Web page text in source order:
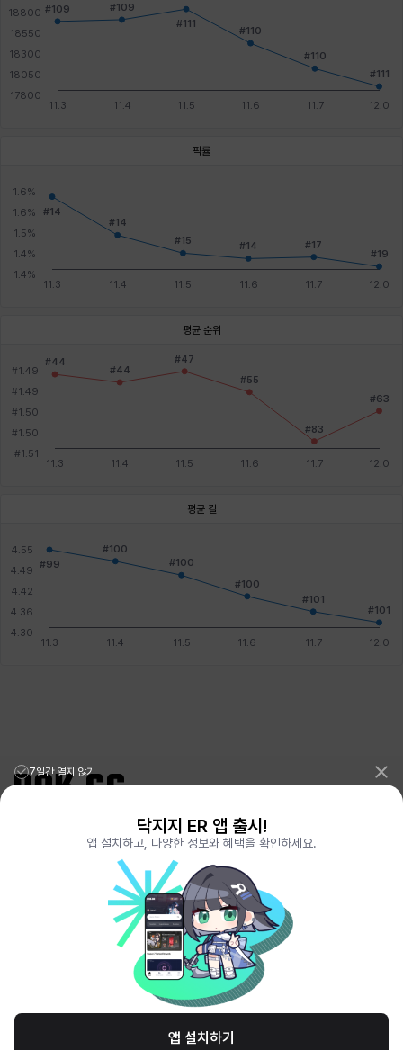
픽률
평균 순위
평균 킬
리그오브레전드 전적검색 포로지지PORO.GG
전략적팀전투 TFT 전적검색 롤체지지 LOLCHESS.GG
메이플스토리 종합통계MAPLE.GG
VALORANT.DAK.GG
배틀그라운드 전적검색PUBG.DAK.GG
이터널 리턴 전적검색ER.DAK.GG
GENSHIN.DAK.GG
DEADLOCK.DAK.GG
서비스 이용 약관 개인정보 취급방침 제휴 문의 고객센터 채용
© All Rights Reserved. Hosted by PlayXP Inc. Eternal Return and all related
7일간 열지 않기
닥지지 ER 앱 출시!
앱 설치하고, 다양한 정보와 혜택을 확인하세요.
앱 설치하기